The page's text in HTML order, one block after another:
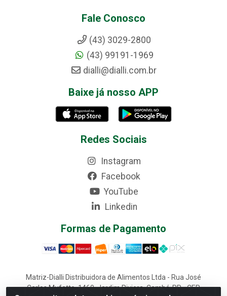
Fale Conosco
(43) 3029-2800
(43) 99191-1969
dialli@dialli.com.br
Baixe já nosso APP
Redes Sociais
Instagram
Facebook
YouTube
Linkedin
Formas de Pagamento
Matriz-Dialli Distribuidora de Alimentos Ltda - Rua José
Carlos Mufatto, 1460, Jardim Riviera, Cambé-PR - CEP